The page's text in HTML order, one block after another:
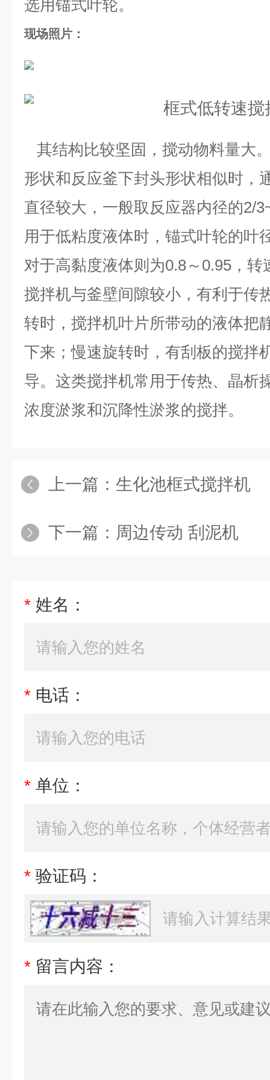
选用锚式叶轮。
现场照片：
其结构比较坚固，搅动物料量大
形状和反应釜下封头形状相似时，
直径较大，一般取反应器内径的2/
用于低粘度液体时，锚式叶轮的叶
对于高黏度液体则为0.8～ 0.95 ，
搅拌机与釜壁间隙较小，有利于传
转时，搅拌机叶片所带动的液体把
下来；慢速旋转时，有刮板的搅拌
导。这类搅拌机常用于传热、晶析
浓度淤浆和沉降性淤浆的搅拌。
上一篇： 生化池框式搅拌机
下一篇： 周边传动 刮泥机
* 姓名：
* 电话：
* 单位：
* 验证码：
* 留言内容：